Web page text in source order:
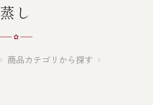
蒸し
商品カテゴリから探す